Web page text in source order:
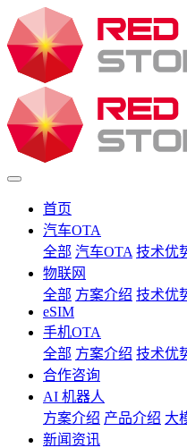
首页
汽车OTA
全部 汽车OTA 技术优
物联网
全部 方案介绍 技术优
eSIM
手机OTA
全部 方案介绍 技术优
合作咨询
AI 机器人
方案介绍 产品介绍 大
新闻资讯